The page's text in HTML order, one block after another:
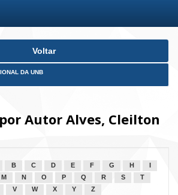
Voltar
DA UNB
Autor Alves, Cleilton
B C D E F G H
M N O P Q R S
T
V W X Y Z